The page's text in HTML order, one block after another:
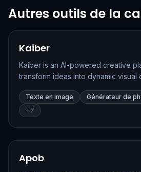
Autres outils de la
Kaiber
Kaiber is an AI-powered creative
transform ideas into dynamic visual
Superstudio for generating,
visuals using AI.
Texte en image
Générateur de
+7
Apob